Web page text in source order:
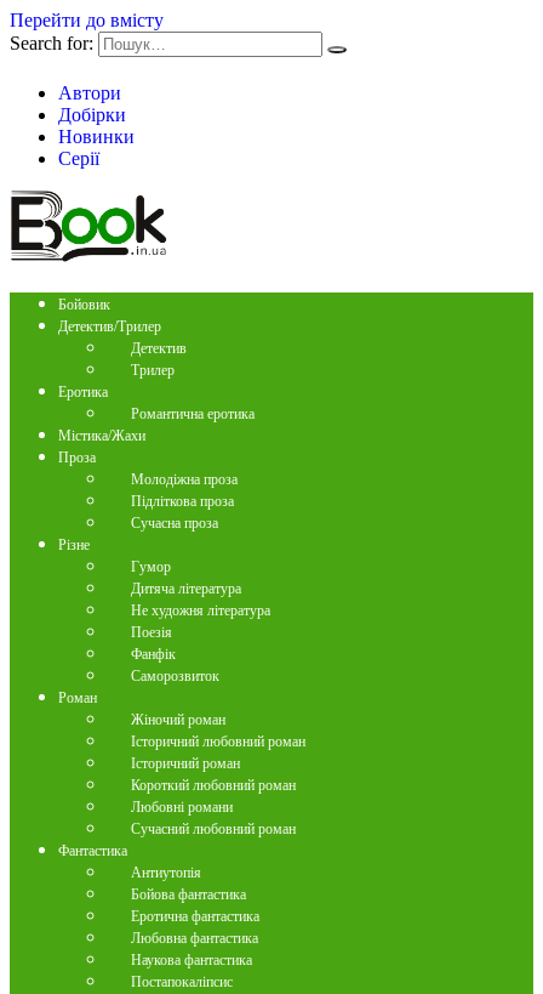
Перейти до вмісту
Search for:
Автори
Добірки
Новинки
Серії
Бойовик
Детектив/Трилер
Детектив
Трилер
Еротика
Романтична еротика
Містика/Жахи
Проза
Молодіжна проза
Підліткова проза
Сучасна проза
Різне
Гумор
Дитяча література
Не художня література
Поезія
Фанфік
Саморозвиток
Роман
Жіночий роман
Історичний любовний роман
Історичний роман
Короткий любовний роман
Любовні романи
Сучасний любовний роман
Фантастика
Антиутопія
Бойова фантастика
Еротична фантастика
Любовна фантастика
Наукова фантастика
Постапокаліпсис